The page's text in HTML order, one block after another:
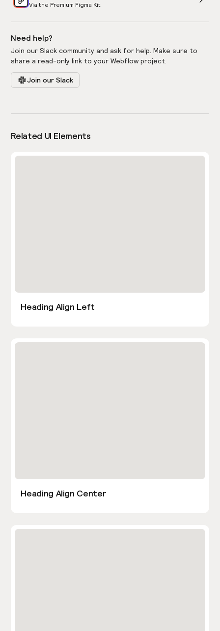
Via the Premium Figma Kit
Need help?
Join our Slack community and ask for help. Make sure to
share a read-only link to your Webflow project.
Join our Slack
Related UI Elements
Heading Align Left
Heading Align Center